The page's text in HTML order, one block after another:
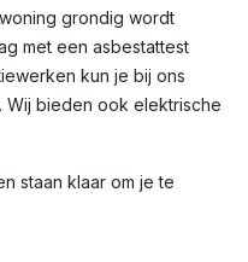
grondig wordt
met een asbestattest
kun je bij ons
Wij bieden ook elektrische
staan klaar om je te